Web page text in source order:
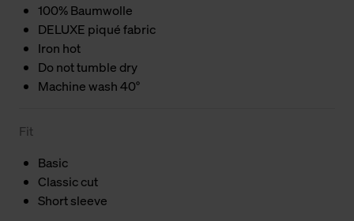
100% Baumwolle
DELUXE piqué fabric
Iron hot
Do not tumble dry
Machine wash 40°
Fit
Basic
Classic cut
Short sleeve